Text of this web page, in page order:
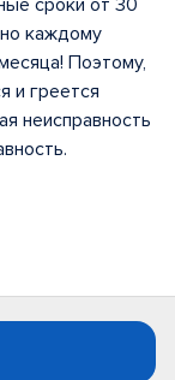
сроки от 30
каждому
Поэтому,
и греется
неисправность